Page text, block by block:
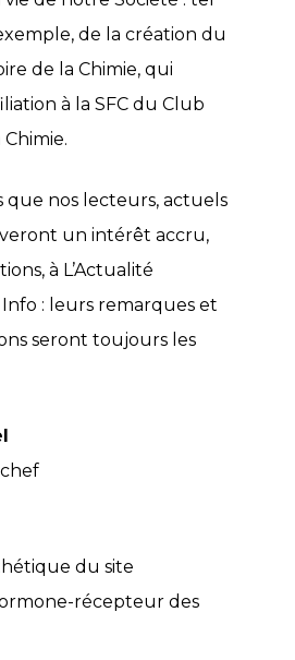
de la création du
de la Chimie, qui
à la SFC du Club
Chimie.
que nos lecteurs, actuels
un intérêt accru,
à L’Actualité
: leurs remarques et
seront toujours les
du site
récepteur des